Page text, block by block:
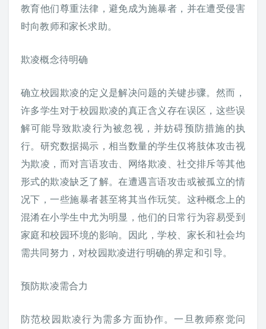
教育他们尊重法律，避免成为施暴者，并在遭受侵害
时向教师和家长求助。
欺凌概念待明确
确立校园欺凌的定义是解决问题的关键步骤。然而，
许多学生对于校园欺凌的真正含义存在误区，这些误
解可能导致欺凌行为被忽视，并妨碍预防措施的执
行。研究数据揭示，相当数量的学生仅将肢体攻击视
为欺凌，而对言语攻击、网络欺凌、社交排斥等其他
形式的欺凌缺乏了解。在遭遇言语攻击或被孤立的情
况下，一些施暴者甚至将其当作玩笑。这种概念上的
混淆在小学生中尤为明显，他们的日常行为容易受到
家庭和校园环境的影响。因此，学校、家长和社会均
需共同努力，对校园欺凌进行明确的界定和引导。
预防欺凌需合力
防范校园欺凌行为需多方面协作。一旦教师察觉问